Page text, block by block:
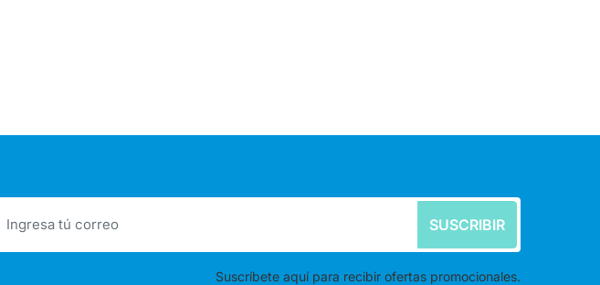
SUSCRIBIR
Suscríbete aquí para recibir ofertas promocionales.